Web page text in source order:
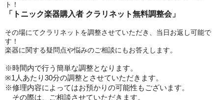
ト！
「トニック楽器購入者 クラリネット無料調整会」
その場にてクラリネットを調整させていただき、当日お返し可能で
す！
楽器に関する疑問点や悩みのご相談にもお答えします。
※時間内で行う簡単な調整となります。
※1人あたり30分の調整とさせていただきます。
※修理内容によってはお預かりの可能性もございます。
その際は、ご相談させていただきます。